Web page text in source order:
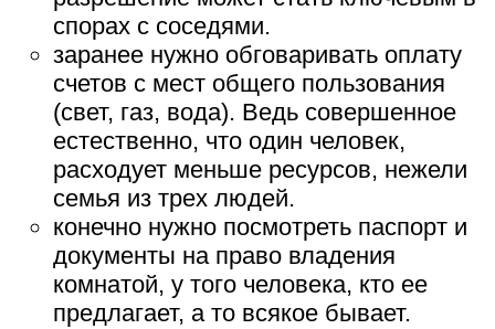
спорах с соседями.
заранее нужно обговаривать оплату
счетов с мест общего пользования
(свет, газ, вода). Ведь совершенное
естественно, что один человек,
расходует меньше ресурсов, нежели
семья из трех людей.
конечно нужно посмотреть паспорт и
документы на право владения
комнатой, у того человека, кто ее
предлагает, а то всякое бывает.